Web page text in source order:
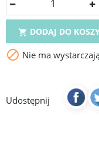
 DODAJ DO
 Nie ma
Udostępnij